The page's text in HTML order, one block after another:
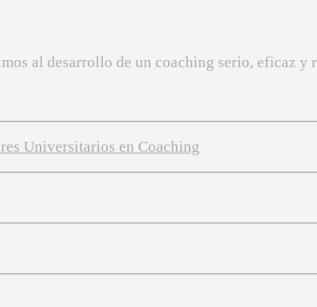
al desarrollo de un coaching serio, eficaz y
Universitarios en Coaching